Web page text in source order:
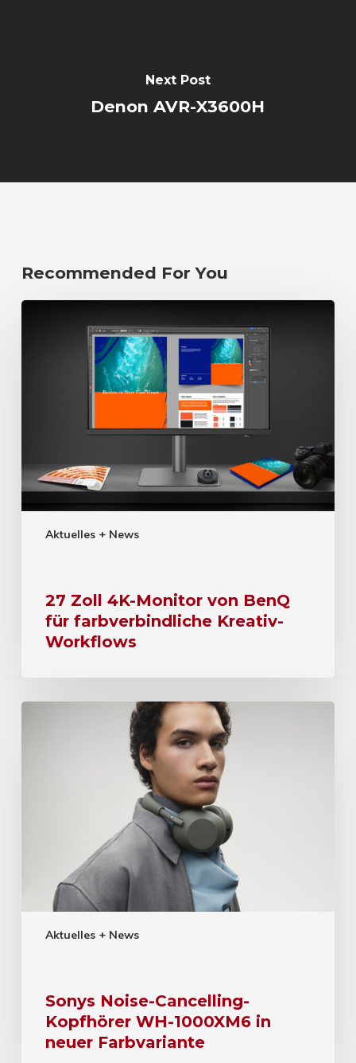
Next Post
Denon AVR-X3600H
Recommended For You
Aktuelles + News
27 Zoll 4K-Monitor von BenQ
für farbverbindliche Kreativ-
Workflows
Aktuelles + News
Sonys Noise-Cancelling-
Kopfhörer WH-1000XM6 in
neuer Farbvariante